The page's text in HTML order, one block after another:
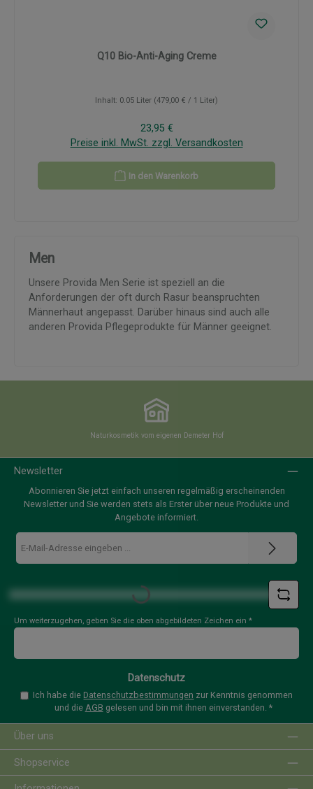
Q10 Bio-Anti-Aging Creme
Inhalt: 0.05 Liter (479,00 € / 1 Liter)
Regulärer Preis:
23,95 €
Preise inkl. MwSt. zzgl. Versandkosten
In den Warenkorb
Men
Unsere Provida Men Serie ist speziell an die
Anforderungen der oft durch Rasur beanspruchten
Männerhaut angepasst. Darüber hinaus sind auch alle
anderen Provida Pflegeprodukte für Männer geeignet.
Naturkosmetik vom eigenen Demeter Hof
Newsletter
Abonnieren Sie jetzt einfach unseren regelmäßig erscheinenden
Newsletter und Sie werden stets als Erster über neue Produkte und
Angebote informiert.
E-
Mail-
Adresse
Loading...
Um weiterzugehen, geben Sie die oben abgebildeten Zeichen ein *
Datenschutz
Ich habe die Datenschutzbestimmungen zur Kenntnis genommen
und die AGB gelesen und bin mit ihnen einverstanden. *
Über uns
Shopservice